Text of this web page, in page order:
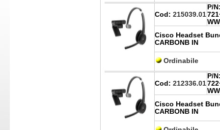
Cod: 215039.01
P/
WW
Cisco Headset
CARBONB IN
Ordinabile
Cod: 212336.01
P/
WW
Cisco Headset
CARBONB IN